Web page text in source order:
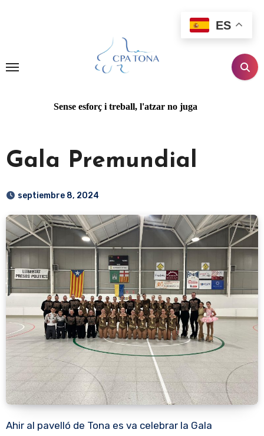
Sense esforç i treball, l'atzar no juga
Gala Premundial
septiembre 8, 2024
Ahir al pavelló de Tona es va celebrar la Gala
ES